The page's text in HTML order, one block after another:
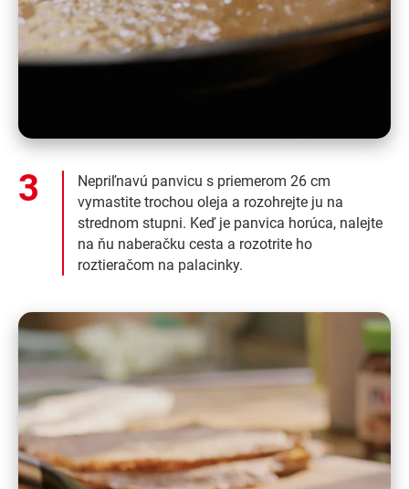
Nepriľnavú panvicu s priemerom 26 cm
vymastite trochou oleja a rozohrejte ju na
strednom stupni. Keď je panvica horúca, nalejte
na ňu naberačku cesta a rozotrite ho
roztieračom na palacinky.